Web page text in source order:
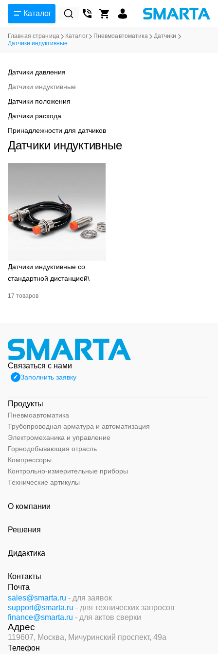
Каталог
Главная страница Каталог Пневмоавтоматика
Датчики
Датчики индуктивные
Датчики давления
Датчики индуктивные
Датчики положения
Датчики расхода
Принадлежности для датчиков
Датчики индуктивные
Датчики индуктивные со
стандартной дистанцией\
17 товаров
Связаться с нами
Заполнить заявку
Продукты
Пневмоавтоматика
Трубопроводная арматура и автоматизация
Электромеханика и управление
Горнодобывающая отрасль
Компрессоры
Контрольно-измерительные приборы
Технические артикулы
О компании
Решения
Дидактика
Контакты
Почта
sales@smarta.ru - для заявок
support@smarta.ru - для технических запросов
finance@smarta.ru - для актов сверки
Адрес
119607, Москва, Мичуринский проспект, 49а
Телефон